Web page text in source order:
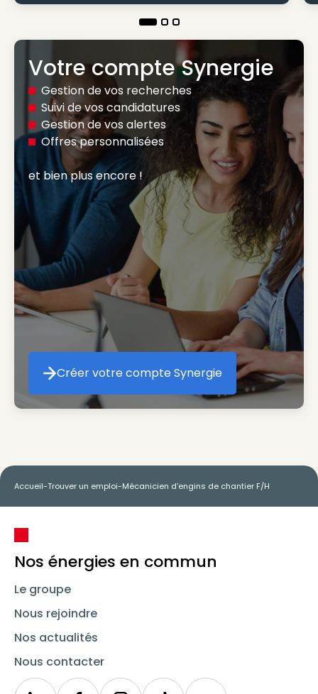
Votre compte Synergie
Gestion de vos recherches
Suivi de vos candidatures
Gestion de vos alertes
Offres personnalisées
et bien plus encore !
Créer votre compte Synergie
Créer votre compte Synergie
Accueil-Trouver un emploi-Mécanicien d'engins de chantier F/H
Nos énergies en commun
Le groupe
Nous rejoindre
Nos actualités
Nous contacter